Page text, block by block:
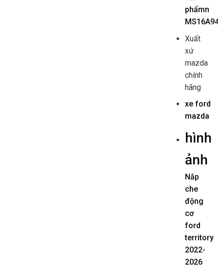
phẩmn
Xuất
xứ
mazda
chính
hãng
xe ford
mazda
hình
ảnh
Nắp
che
động
cơ
ford
territory
2022-
2026